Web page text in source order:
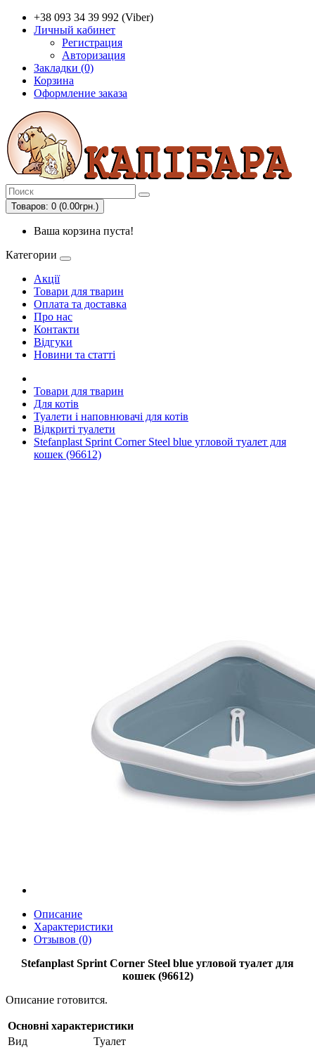
+38 093 34 39 992 (Viber)
Личный кабинет
Регистрация
Авторизация
Закладки (0)
Корзина
Оформление заказа
Товаров: 0 (0.00грн.)
Ваша корзина пуста!
Категории
Акції
Товари для тварин
Оплата та доставка
Про нас
Контакти
Відгуки
Новини та статті
Товари для тварин
Для котів
Туалети і наповнювачі для котів
Відкриті туалети
Stefanplast Sprint Corner Steel blue угловой туалет для
кошек (96612)
Описание
Характеристики
Отзывов (0)
Stefanplast Sprint Corner Steel blue угловой туалет для
кошек (96612)
Описание готовится.
Основні характеристики
Вид
Туалет